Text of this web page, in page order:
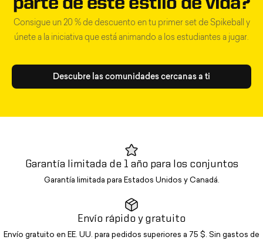
parte de este estilo de vida?
Consigue un 20 % de descuento en tu primer set de Spikeball y
únete a la iniciativa que está animando a los estudiantes a jugar.
Descubre las comunidades cercanas a ti
Garantía limitada de 1 año para los conjuntos
Garantía limitada para Estados Unidos y Canadá.
Envío rápido y gratuito
Envío gratuito en EE. UU. para pedidos superiores a 75 $. Sin gastos de